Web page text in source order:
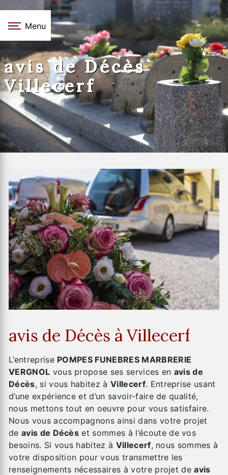
Menu
avis de Décès
Villecerf
avis de Décès à Villecerf
L’entreprise POMPES FUNEBRES MARBRERIE
VERGNOL vous propose ses services en avis de
Décès, si vous habitez àVillecerf. Entreprise usant
d’une expérience et d’un savoir-faire de qualité,
nous mettons tout en oeuvre pour vous satisfaire.
Nous vous accompagnons ainsi dans votre projet
de avis de Décès et sommes à l’écoute de vos
besoins. Si vous habitez à Villecerf, nous sommes à
votre disposition pour vous transmettre les
renseignements nécessaires à votre projet deavis
Panneau de gestion des cookies